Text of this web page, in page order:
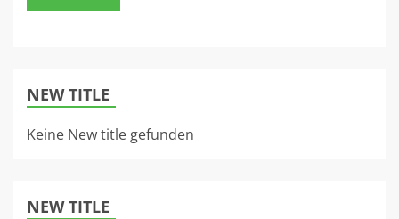
NEW TITLE
Keine New title gefunden
NEW TITLE